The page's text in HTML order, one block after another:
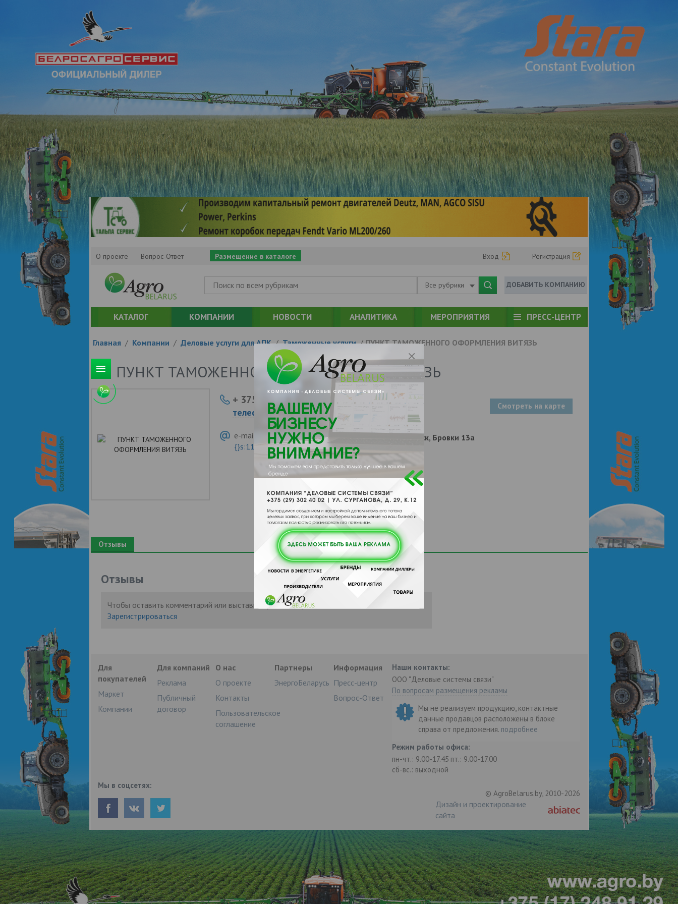
О проекте Вопрос-Ответ Размещение в каталоге Вход Регистрация
Все рубрики ДОБАВИТЬ КОМПАНИЮ
КАТАЛОГ КОМПАНИИ НОВОСТИ АНАЛИТИКА МЕРОПРИЯТИЯ ПРЕСС-ЦЕНТР
Главная / Компании / Деловые услуги для АПК / Таможенные услуги /ПУНКТ ТАМОЖЕННОГО ОФОРМЛЕНИЯ ВИТЯЗЬ
ПУНКТ ТАМОЖЕННОГО ОФОРМЛЕНИЯ ВИТЯЗЬ
+ 375
Показать
телефоны
e-mail:
a:2:{s:5:"VALUE";a:0:
{}s:11:"DESCRIPTION";a:0:{}}
Смотреть на карте
210038, , , , Витебск, Бровки 13а
Отзывы
Отзывы
Чтобы оставить комментарий или выставить рейтинг, нужно
Зарегистрироваться
Для
покупателей
Маркет
Компании
Для компаний
Реклама
Публичный
договор
О нас
О проекте
Контакты
Пользовательское
соглашение
Партнеры
ЭнергоБеларусь
Информация
Пресс-центр
Вопрос-Ответ
Наши контакты:
ООО "Деловые системы связи"
По вопросам размещения рекламы
Мы не реализуем продукцию, контактные
данные продавцов расположены в блоке
справа от предложения. подробнее
Режим работы офиса:
пн-чт.: 9.00-17.45 пт.: 9.00-17.00
сб-вс.: выходной
Мы в соцсетях:
© AgroBelarus.by, 2010-2026
Дизайн и проектирование
сайта